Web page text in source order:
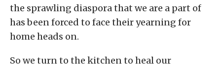
the sprawling diaspora that we are a part of
has been forced to face their yearning for
home heads on.
So we turn to the kitchen to heal our